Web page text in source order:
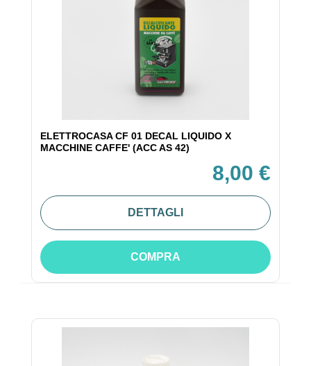
ELETTROCASA CF 01 DECAL LIQUIDO X
MACCHINE CAFFE' (ACC AS 42)
8,00 €
DETTAGLI
COMPRA